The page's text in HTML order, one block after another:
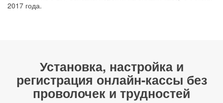
2017 года.
Установка, настройка и
регистрация онлайн-кассы без
проволочек и трудностей